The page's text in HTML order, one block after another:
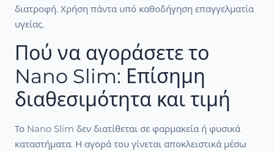
διατροφή. Χρήση πάντα υπό καθοδήγηση επαγγελματία
υγείας.
Πού να αγοράσετε το
Nano Slim: Επίσημη
διαθεσιμότητα και τιμή
Το Nano Slim δεν διατίθεται σε φαρμακεία ή φυσικά
καταστήματα. Η αγορά του γίνεται αποκλειστικά μέσω